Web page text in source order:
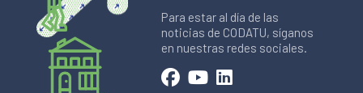
Para estar al día de las
noticias de CODATU, síganos
en nuestras redes sociales.